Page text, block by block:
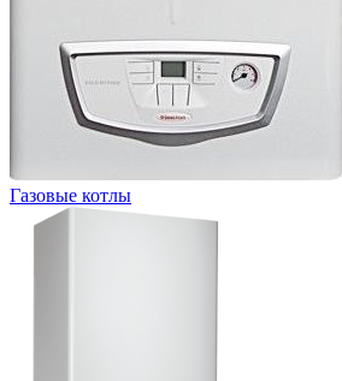
Газовые котлы